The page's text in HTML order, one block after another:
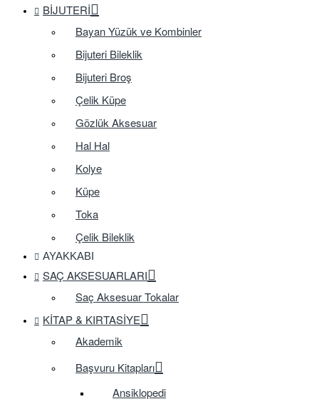
BIJUTERI
Bayan Yüzük ve Kombinler
Bijuteri Bileklik
Bijuteri Broş
Çelik Küpe
Gözlük Aksesuar
Hal Hal
Kolye
Küpe
Toka
Çelik Bileklik
AYAKKABI
SAÇ AKSESUARLARI
Saç Aksesuar Tokalar
KITAP & KIRTASIYE
Akademik
Başvuru Kitapları
Ansiklopedi